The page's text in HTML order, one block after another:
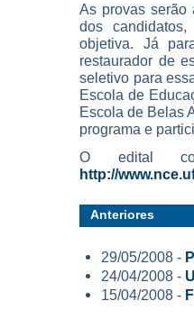
As provas serão
dos
objetiva. Já
restaurador de
seletivo para
Escola de
Escola de Belas
programa e
O edital
http://
Anteriores
29/05/2008 -
24/04/2008 -
15/04/2008 -